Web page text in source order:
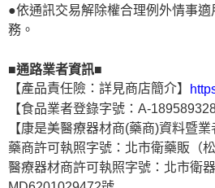
●依通訊交易解除權合理例外情事
務。
■通路業者資訊■
【產品責任險：詳見商店簡介】
【食品業者登錄字號：A-
【康是美醫療器材商(藥商)資料暨業
藥商許可執照字號：北市衛藥販（
醫療器材商許可執照字號：北市衛